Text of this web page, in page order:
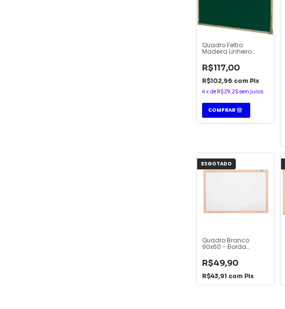
Quadro Feltro
Madeira Linheiro
R$117,00
R$102,96 com Pix
4xde R$29,25sem juros
ESGOTADO
Quadro Branco
90x60 - Borda
R$49,90
R$43,91 com Pix